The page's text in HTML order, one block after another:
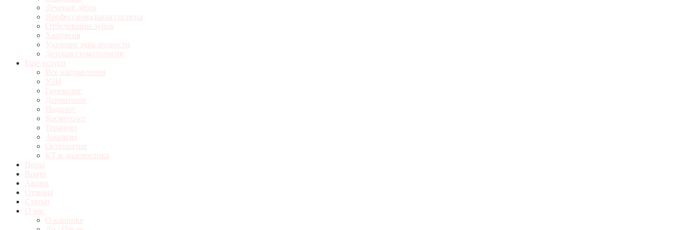
Лечение дёсен
Профессиональная гигиена
Отбеливание зубов
Хирургия
Удаление зуба мудрости
Детская стоматология
Ещё услуги
Все направления
УЗИ
Гинеколог
Дерматолог
Подолог
Косметолог
Терапевт
Анализы
Остеопатия
КТ и диагностика
Цены
Врачи
Акции
Отзывы
Статьи
О нас
О клинике